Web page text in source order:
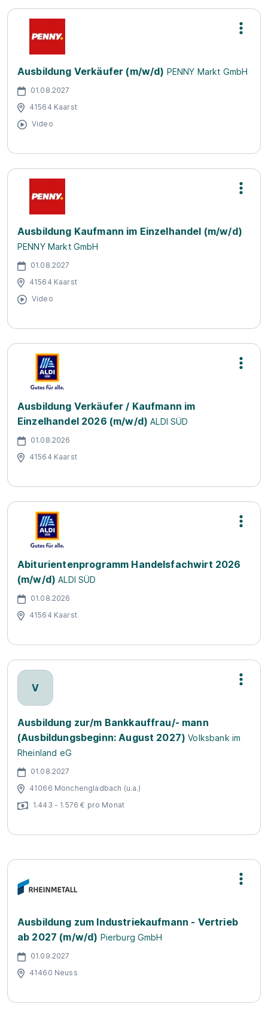
Ausbildung Verkäufer (m/w/d) PENNY Markt GmbH
01.08.2027
41564 Kaarst
Video
Ausbildung Kaufmann im Einzelhandel (m/w/d)
PENNY Markt GmbH
01.08.2027
41564 Kaarst
Video
Ausbildung Verkäufer / Kaufmann im
Einzelhandel 2026 (m/w/d) ALDI SÜD
01.08.2026
41564 Kaarst
Abiturientenprogramm Handelsfachwirt 2026
(m/w/d) ALDI SÜD
01.08.2026
41564 Kaarst
V
Ausbildung zur/m Bankkauffrau/- mann
(Ausbildungsbeginn: August 2027) Volksbank im
Rheinland eG
01.08.2027
41066 Mönchengladbach (u.a.)
1.443 - 1.576 € pro Monat
Ausbildung zum Industriekaufmann - Vertrieb
ab 2027 (m/w/d) Pierburg GmbH
01.09.2027
41460 Neuss